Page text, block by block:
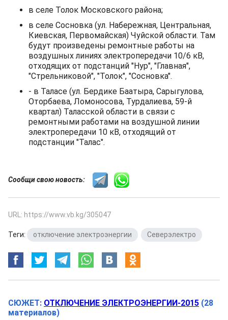
в селе Толок Московского района;
в селе Сосновка (ул. Набережная, Центральная,
Киевская, Первомайская) Чуйской области. Там
будут произведены ремонтные работы на
воздушных линиях электропередачи 10/6 кВ,
отходящих от подстанций "Нур", "Главная",
"Стрельниковой", "Толок", "Сосновка".
- в Таласе (ул. Бердике Баатыра, Сарыгулова,
Оторбаева, Ломоносова, Турдалиева, 59-й
квартал) Таласской области в связи с
ремонтными работами на воздушной линии
электропередачи 10 кВ, отходящий от
подстанции "Талас".
Сообщи свою новость:
URL: https://www.vb.kg/305047
Теги: отключение электроэнергии Северэлектро
СЮЖЕТ: ОТКЛЮЧЕНИЕ ЭЛЕКТРОЭНЕРГИИ-2015 (28
материалов)